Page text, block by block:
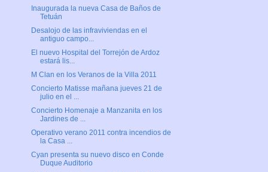
Inaugurada la nueva Casa de Baños de
Tetuán
Desalojo de las infraviviendas en el
antiguo campo...
El nuevo Hospital del Torrejón de Ardoz
estará lis...
M Clan en los Veranos de la Villa 2011
Concierto Matisse mañana jueves 21 de
julio en el ...
Concierto Homenaje a Manzanita en los
Jardines de ...
Operativo verano 2011 contra incendios de
la Casa ...
Cyan presenta su nuevo disco en Conde
Duque Auditorio